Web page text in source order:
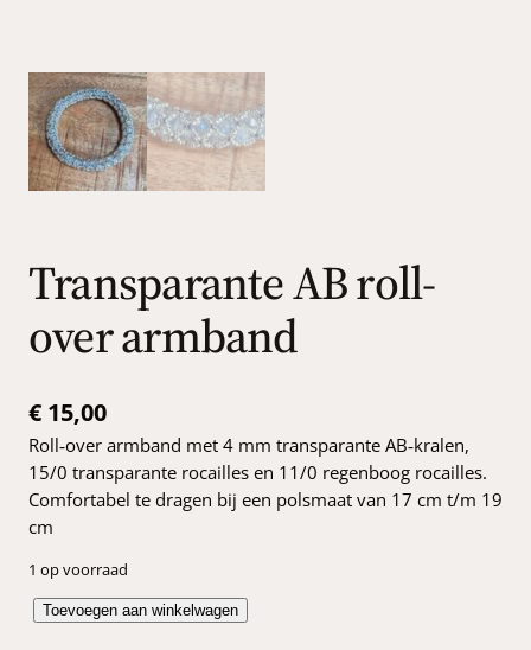
Transparante AB roll-
over armband
€ 15,00
Roll‑over armband met 4 mm transparante AB‑kralen,
15/0 transparante rocailles en 11/0 regenboog rocailles.
Comfortabel te dragen bij een polsmaat van 17 cm t/m 19
cm
1 op voorraad
T Toevoegen aan winkelwagen